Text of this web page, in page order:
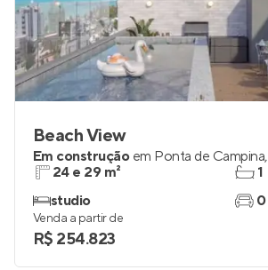
Beach View
Em construção em Ponta de Campina,
24 e 29 m²
studio
1
0
Venda a partir de
R$ 254.823